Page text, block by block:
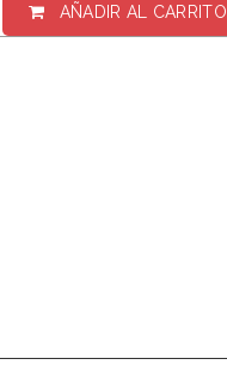
AÑADIR AL CARRITO